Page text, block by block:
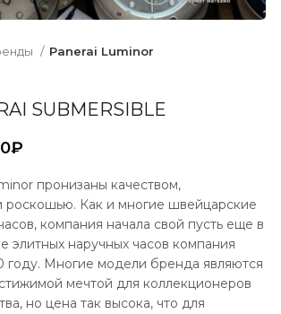
Panerai Luminor
SUBMERSIBLE
₽
пронизаны качеством,
роскошью. Как и многие швейцарские
компания начала свой пусть еще в
элитных наручных часов компания
году. Многие модели бренда являются
мечтой для коллекционеров
но цена так высока, что для